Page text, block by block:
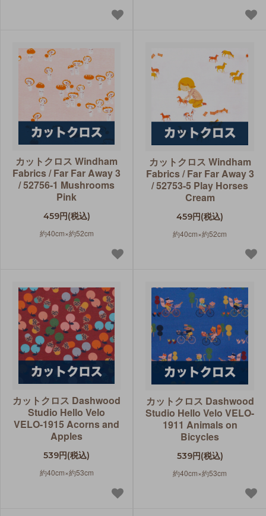
カットクロス Windham
Fabrics / Far Far Away 3
/ 52756-1 Mushrooms
Pink
459円(税込)
約40cm×約52cm
カットクロス Windham
Fabrics / Far Far Away 3
/ 52753-5 Play Horses
Cream
459円(税込)
約40cm×約52cm
カットクロス Dashwood
Studio Hello Velo
VELO-1915 Acorns and
Apples
539円(税込)
約40cm×約53cm
カットクロス Dashwood
Studio Hello Velo VELO-
1911 Animals on
Bicycles
539円(税込)
約40cm×約53cm